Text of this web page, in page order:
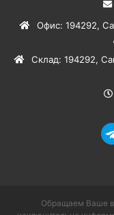
Офис: 194292,
Склад: 194292,
Обращаем Ваше